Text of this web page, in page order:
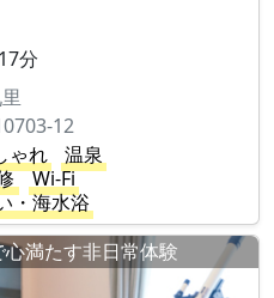
分
12
ゃれ
温泉
Wi-Fi
・海水浴
満たす非日常体験